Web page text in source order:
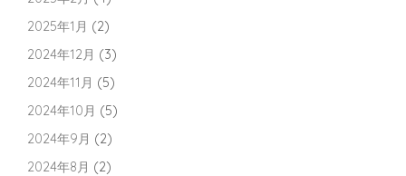
2025年1月 (2)
2024年12月 (3)
2024年11月 (5)
2024年10月 (5)
2024年9月 (2)
2024年8月 (2)